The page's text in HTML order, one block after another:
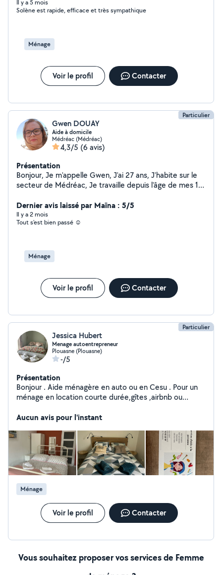
Il y a 5 mois
Solène est rapide, efficace et très sympathique
Ménage
Voir le profil Contacter
Particulier
Gwen DOUAY
Aide à domicile
Médréac (Médréac)
4,3/5 (6 avis)
Présentation
Bonjour, Je m'appelle Gwen, J'ai 27 ans, J'habite sur le
secteur de Médréac, Je travaille depuis l'âge de mes 16
également de vos animaux, de vos enfants pour mariage
ou autre...
Dernier avis laissé par Maïna : 5/5
Il y a 2 mois
Tout s'est bien passé ☺️
Ménage
Voir le profil Contacter
Particulier
Jessica Hubert
Menage autoentrepreneur
Plouasne (Plouasne)
-/5
Présentation
Bonjour . Aide ménagère en auto ou en Cesu . Pour un
ménage en location courte durée,gîtes ,airbnb ou
privé.
Aucun avis pour l'instant
Ménage
Voir le profil Contacter
Vous souhaitez proposer vos services de Femme